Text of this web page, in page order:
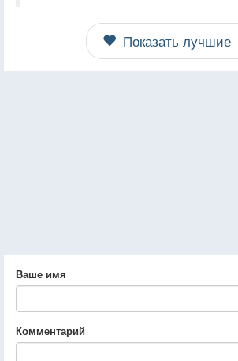
Показать лучшие
Ваше имя
Комментарий